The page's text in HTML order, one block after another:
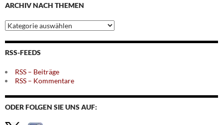
ARCHIV NACH THEMEN
Archiv
nach
Themen
RSS-FEEDS
RSS – Beiträge
RSS – Kommentare
ODER FOLGEN SIE UNS AUF: